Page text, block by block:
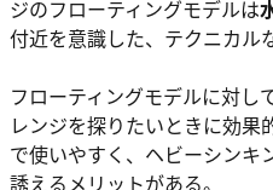
ジのフローティングモデルは
付近を意識した、テクニカル
フローティングモデルに対し
レンジを探りたいときに効
で使いやすく、ヘビーシンキ
誘えるメリットがある。